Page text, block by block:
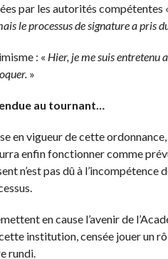
par les autorités compétentes
le processus de signature a pris
: « Hier, je me suis entretenu
»
au tournant…
en vigueur de cette
enfin fonctionner comme
n’est pas dû à
en cause l’avenir de
institution, censée jouer un
rundi.